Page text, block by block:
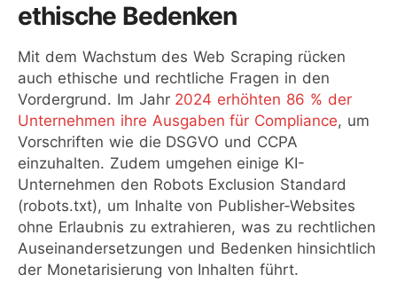
ethische Bedenken
Mit dem Wachstum des Web Scraping rücken
auch ethische und rechtliche Fragen in den
Vordergrund. Im Jahr 2024 erhöhten 86 % der
Unternehmen ihre Ausgaben für Compliance, um
Vorschriften wie die DSGVO und CCPA
einzuhalten. ​Zudem umgehen einige KI-
Unternehmen den Robots Exclusion Standard
(robots.txt), um Inhalte von Publisher-Websites
ohne Erlaubnis zu extrahieren, was zu rechtlichen
Auseinandersetzungen und Bedenken hinsichtlich
der Monetarisierung von Inhalten führt.